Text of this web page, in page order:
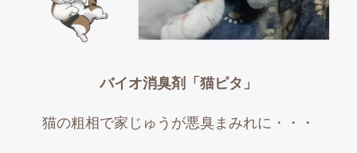
バイオ消臭剤「猫ピタ」
猫の粗相で家じゅうが悪臭まみれに・・・